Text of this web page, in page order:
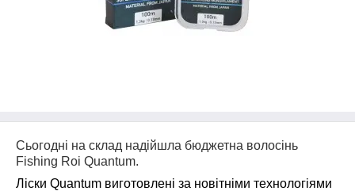
Сьогодні на склад надійшла бюджетна волосінь
Fishing Roi Quantum.
Ліски Quantum виготовлені за новітніми технологіями